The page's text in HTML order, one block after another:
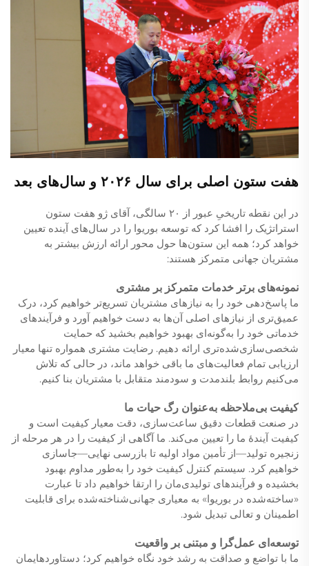
هفت ستون اصلی برای سال ۲۰۲۶ و سال‌های بعد
در این نقطه تاریخیِ عبور از ۲۰ سالگی، آقای ژو هفت ستون
استراتژیک را افشا کرد که توسعه بوریوا را در سال‌های آینده تعیین
خواهد کرد؛ همه این ستون‌ها حول محور ارائه ارزش بیشتر به
مشتریان جهانی متمرکز هستند:
نمونه‌های برتر خدمات متمرکز بر مشتری
ما پاسخ‌دهی خود را به نیازهای مشتریان تسریع‌تر خواهیم کرد، درک
عمیق‌تری از نیازهای اصلی آن‌ها به دست خواهیم آورد و فرآیندهای
خدماتی خود را به‌گونه‌ای بهبود خواهیم بخشید که حمایت
شخصی‌سازی‌شده‌تری ارائه دهیم. رضایت مشتری همواره تنها معیار
ارزیابی تمام فعالیت‌های ما باقی خواهد ماند، در حالی که تلاش
می‌کنیم روابط بلندمدت و سودمند متقابل با مشتریان بنا کنیم.
کیفیت بی‌ملاحظه به‌عنوان رگ حیات ما
در صنعت قطعات دقیق ساعت‌سازی، دقت معیار کیفیت است و
کیفیت آیندهٔ ما را تعیین می‌کند. ما آگاهی از کیفیت را در هر مرحله از
زنجیره تولید—از تأمین مواد اولیه تا بازرسی نهایی—جاسازی
خواهیم کرد. سیستم کنترل کیفیت خود را به‌طور مداوم بهبود
بخشیده و فرآیندهای تولیدی‌مان را ارتقا خواهیم داد تا عبارت
«ساخته‌شده در بوریوا» به معیاری جهانی‌شناخته‌شده برای قابلیت
اطمینان و تعالی تبدیل شود.
توسعه‌ای عمل‌گرا و مبتنی بر واقعیت
ما با تواضع و صداقت به رشد خود نگاه خواهیم کرد؛ دستاوردهایمان